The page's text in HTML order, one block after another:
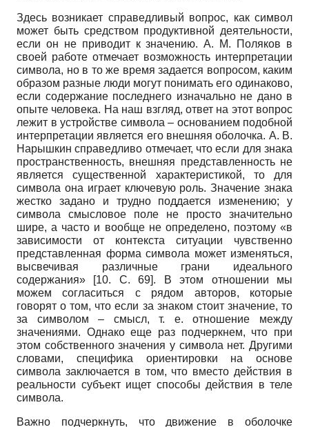
Здесь возникает справедливый вопрос, как символ
может быть средством продуктивной деятельности,
если он не приводит к значению. А. М. Поляков в
своей работе отмечает возможность интерпретации
символа, но в то же время задается вопросом, каким
образом разные люди могут понимать его одинаково,
если содержание последнего изначально не дано в
опыте человека. На наш взгляд, ответ на этот вопрос
лежит в устройстве символа – основанием подобной
интерпретации является его внешняя оболочка. А. В.
Нарышкин справедливо отмечает, что если для знака
пространственность, внешняя представленность не
является существенной характеристикой, то для
символа она играет ключевую роль. Значение знака
жестко задано и трудно поддается изменению; у
символа смысловое поле не просто значительно
шире, а часто и вообще не определено, поэтому «в
зависимости от контекста ситуации чувственно
представленная форма символа может изменяться,
высвечивая различные грани идеального
содержания» [10. С. 69]. В этом отношении мы
можем согласиться с рядом авторов, которые
говорят о том, что если за знаком стоит значение, то
за символом – смысл, т. е. отношение между
значениями. Однако еще раз подчеркнем, что при
этом собственного значения у символа нет. Другими
словами, специфика ориентировки на основе
символа заключается в том, что вместо действия в
реальности субъект ищет способы действия в теле
символа.
Важно подчеркнуть, что движение в оболочке